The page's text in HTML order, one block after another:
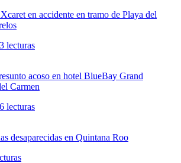
en accidente en tramo de Playa del
lecturas
acoso en hotel BlueBay Grand
Carmen
lecturas
desaparecidas en Quintana Roo